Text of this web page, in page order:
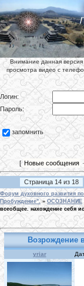
Внимание данная
просмотра видео с
Логин:
Пароль:
запомнить
[ Новые сообщения ·
Страница 14 из 18
Форум духовного развития
Пробуждение". » ОСОЗНАНИЕ
всеобщее. нахождение себя
Возрождение
yriar